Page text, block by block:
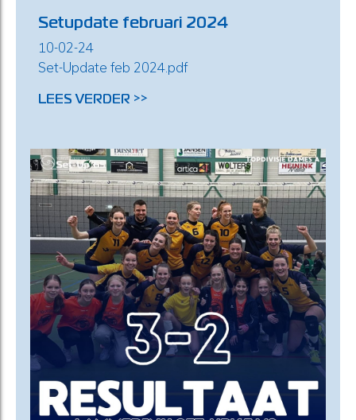
Setupdate februari 2024
10-02-24
Set-Update feb 2024.pdf
LEES VERDER >>